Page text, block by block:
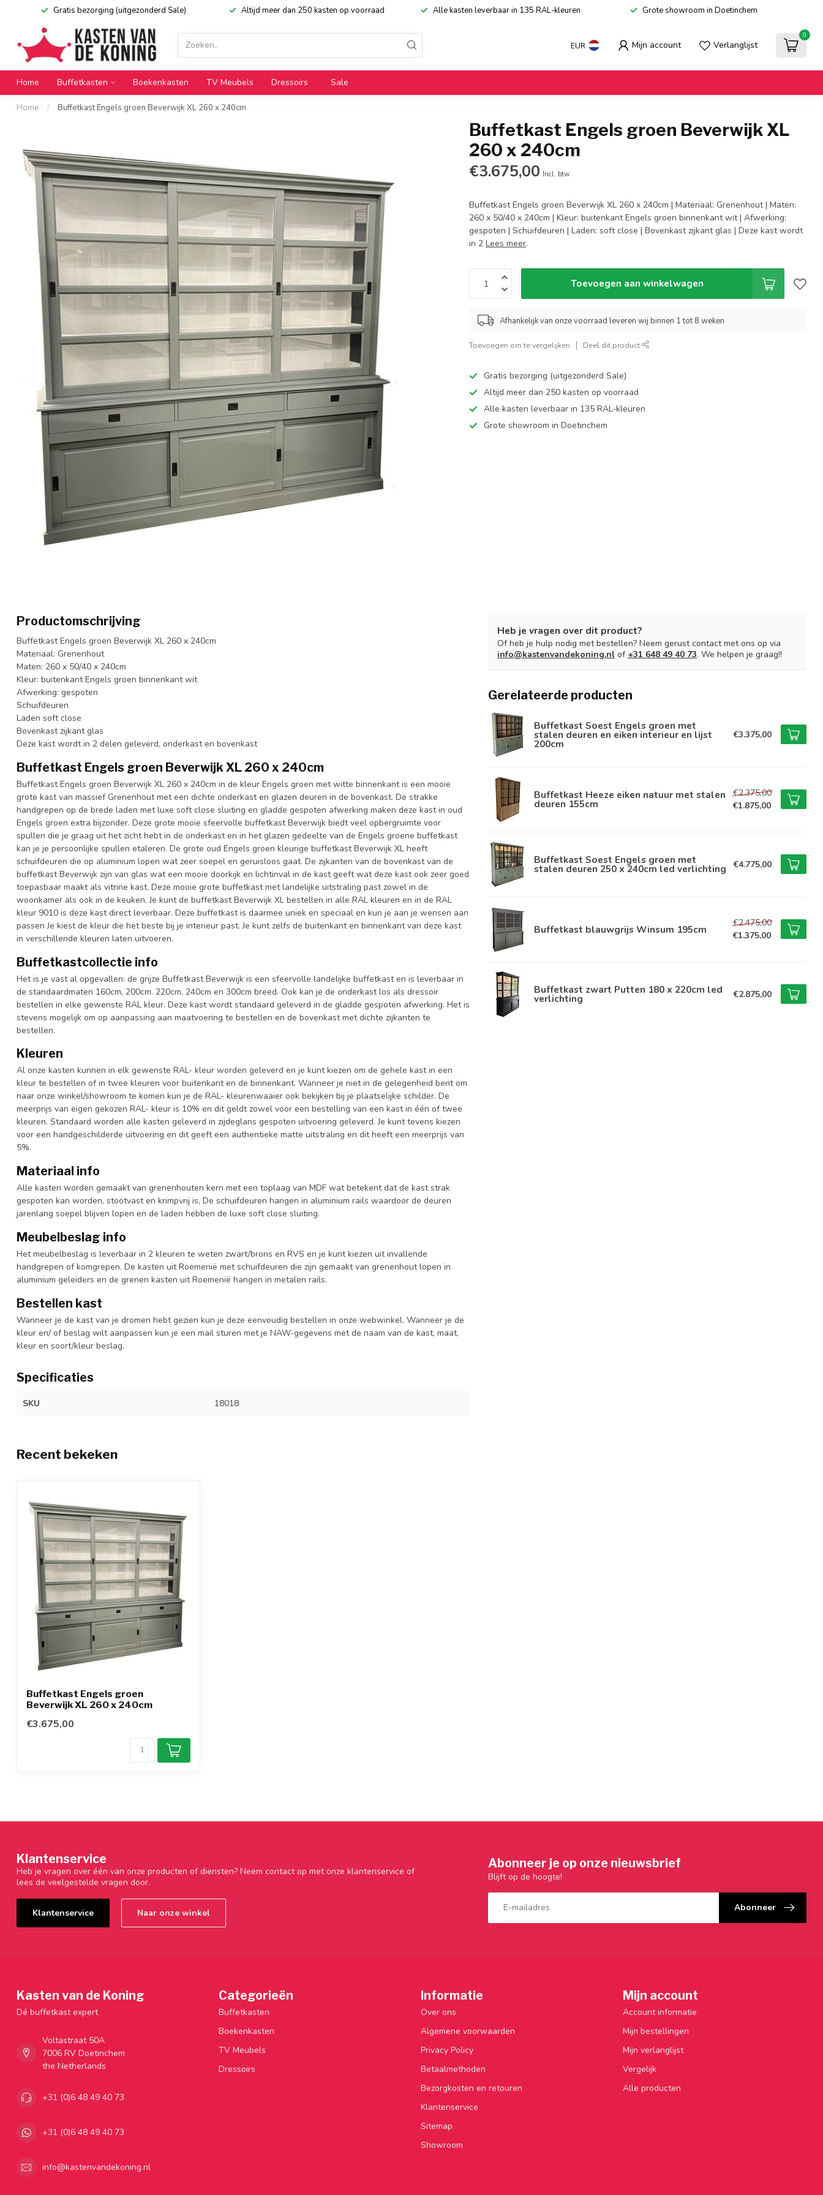
Gratis bezorging (uitgezonderd Sale) Altijd meer dan 250 kasten op voorraad Alle kasten leverbaar in 135 RAL-kleuren Grote showroom in Doetinchem
EUR Mijn account Verlanglijst
0
Home Buffetkasten Boekenkasten TV Meubels Dressoirs Sale
Home / Buffetkast Engels groen Beverwijk XL 260 x 240cm
Buffetkast Engels groen Beverwijk XL
260 x 240cm
€3.675,00 Incl. btw
Buffetkast Engels groen Beverwijk XL 260 x 240cm | Materiaal: Grenenhout | Maten:
260 x 50/40 x 240cm | Kleur: buitenkant Engels groen binnenkant wit | Afwerking:
gespoten | Schuifdeuren | Laden: soft close | Bovenkast zijkant glas | Deze kast wordt
in 2Lees meer.
Toevoegen aan winkelwagen
Afhankelijk van onze voorraad leveren wij binnen 1 tot 8 weken
Toevoegen om te vergelijken Deel dit product
Gratis bezorging (uitgezonderd Sale)
Altijd meer dan 250 kasten op voorraad
Alle kasten leverbaar in 135 RAL-kleuren
Grote showroom in Doetinchem
Productomschrijving
Buffetkast Engels groen Beverwijk XL 260 x 240cm
Materiaal: Grenenhout
Maten: 260 x 50/40 x 240cm
Kleur: buitenkant Engels groen binnenkant wit
Afwerking: gespoten
Schuifdeuren
Laden soft close
Bovenkast zijkant glas
Deze kast wordt in 2 delen geleverd, onderkast en bovenkast
Buffetkast Engels groen Beverwijk XL 260 x 240cm
Buffetkast Engels groen Beverwijk XL 260 x 240cm in de kleur Engels groen met witte binnenkant is een mooie
grote kast van massief Grenenhout met een dichte onderkast en glazen deuren in de bovenkast. De strakke
handgrepen op de brede laden met luxe soft close sluiting en gladde gespoten afwerking maken deze kast in oud
Engels groen extra bijzonder. Deze grote mooie sfeervolle buffetkast Beverwijk biedt veel opbergruimte voor
spullen die je graag uit het zicht hebt in de onderkast en in het glazen gedeelte van de Engels groene buffetkast
kan je je persoonlijke spullen etaleren. De grote oud Engels groen kleurige buffetkast Beverwijk XL heeft
schuifdeuren die op aluminium lopen wat zeer soepel en geruisloos gaat. De zijkanten van de bovenkast van de
buffetkast Beverwijk zijn van glas wat een mooie doorkijk en lichtinval in de kast geeft wat deze kast ook zeer goed
toepasbaar maakt als vitrine kast. Deze mooie grote buffetkast met landelijke uitstraling past zowel in de
woonkamer als ook in de keuken. Je kunt de buffetkast Beverwijk XL bestellen in alle RAL kleuren en in de RAL
kleur 9010 is deze kast direct leverbaar. Deze buffetkast is daarmee uniek en speciaal en kun je aan je wensen aan
passen Je kiest de kleur die het beste bij je interieur past. Je kunt zelfs de buitenkant en binnenkant van deze kast
in verschillende kleuren laten uitvoeren.
Buffetkastcollectie info
Het is je vast al opgevallen: de grijze Buffetkast Beverwijk is een sfeervolle landelijke buffetkast en is leverbaar in
de standaardmaten 160cm, 200cm. 220cm, 240cm en 300cm breed. Ook kan je de onderkast los als dressoir
bestellen in elke gewenste RAL kleur. Deze kast wordt standaard geleverd in de gladde gespoten afwerking. Het is
stevens mogelijk om op aanpassing aan maatvoering te bestellen en de bovenkast met dichte zijkanten te
bestellen.
Kleuren
Al onze kasten kunnen in elk gewenste RAL- kleur worden geleverd en je kunt kiezen om de gehele kast in een
kleur te bestellen of in twee kleuren voor buitenkant en de binnenkant. Wanneer je niet in de gelegenheid bent om
naar onze winkel/showroom te komen kun je de RAL- kleurenwaaier ook bekijken bij je plaatselijke schilder. De
meerprijs van eigen gekozen RAL- kleur is 10% en dit geldt zowel voor een bestelling van een kast in één of twee
kleuren. Standaard worden alle kasten geleverd in zijdeglans gespoten uitvoering geleverd. Je kunt tevens kiezen
voor een handgeschilderde uitvoering en dit geeft een authentieke matte uitstraling en dit heeft een meerprijs van
5%.
Materiaal info
Alle kasten worden gemaakt van grenenhouten kern met een toplaag van MDF wat betekent dat de kast strak
gespoten kan worden, stootvast en krimpvrij is, De schuifdeuren hangen in aluminium rails waardoor de deuren
jarenlang soepel blijven lopen en de laden hebben de luxe soft close sluiting.
Meubelbeslag info
Het meubelbeslag is leverbaar in 2 kleuren te weten zwart/brons en RVS en je kunt kiezen uit invallende
handgrepen of komgrepen. De kasten uit Roemenië met schuifdeuren die zijn gemaakt van grenenhout lopen in
aluminium geleiders en de grenen kasten uit Roemenië hangen in metalen rails.
Bestellen kast
Wanneer je de kast van je dromen hebt gezien kun je deze eenvoudig bestellen in onze webwinkel. Wanneer je de
kleur en/ of beslag wilt aanpassen kun je een mail sturen met je NAW-gegevens met de naam van de kast, maat,
kleur en soort/kleur beslag.
Specificaties
SKU 18018
Heb je vragen over dit product?
Of heb je hulp nodig met bestellen? Neem gerust contact met ons op via
info@kastenvandekoning.nl of +31 648 49 40 73. We helpen je graag!!
Gerelateerde producten
Buffetkast Soest Engels groen met
stalen deuren en eiken interieur en lijst
200cm
€3.375,00
Buffetkast Heeze eiken natuur met stalen
deuren 155cm
€2.375,00
€1.875,00
Buffetkast Soest Engels groen met
stalen deuren 250 x 240cm led verlichting €4.775,00
Buffetkast blauwgrijs Winsum 195cm
€2.475,00
€1.375,00
Buffetkast zwart Putten 180 x 220cm led
verlichting €2.875,00
Recent bekeken
Buffetkast Engels groen
Beverwijk XL 260 x 240cm
€3.675,00
Klantenservice
Heb je vragen over één van onze producten of diensten? Neem contact op met onze klantenservice of
lees de veelgestelde vragen door.
Klantenservice Naar onze winkel
Abonneer je op onze nieuwsbrief
Blijft op de hoogte!
Abonneer
Kasten van de Koning
Dé buffetkast expert
Voltastraat 50A
7006 RV Doetinchem
the Netherlands
+31 (0)6 48 49 40 73
+31 (0)6 48 49 40 73
info@kastenvandekoning.nl
Categorieën
Buffetkasten
Boekenkasten
TV Meubels
Dressoirs
Informatie
Over ons
Algemene voorwaarden
Privacy Policy
Betaalmethoden
Bezorgkosten en retouren
Klantenservice
Sitemap
Showroom
Mijn account
Account informatie
Mijn bestellingen
Mijn verlanglijst
Vergelijk
Alle producten